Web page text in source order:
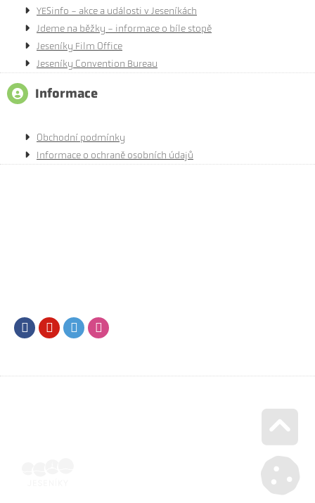
YESinfo - akce a události v Jeseníkách
Jdeme na běžky - informace o bíle stopě
Jeseníky Film Office
Jeseníky Convention Bureau
Informace
Obchodní podmínky
Informace o ochraně osobních údajů
FacebookYoutubeTwitter
Go